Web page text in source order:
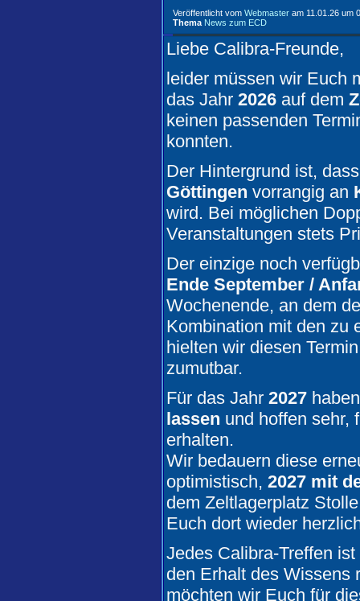
Stego :du meinst wohl
06.08.-19:29 Uhr
Wurfen82 :Ja, aber jetzt
Adriano :Hat jemand den
mitbekommen?
01.08.- 23:31 Uhr
sollddie2000 :
16.07.-19:33 Uhr
Stego :deswegen gebe ich
personaleingang ab...
16.07.-14:35 Uhr
sollddie2000 :Klar... ist
16.07.-12:45 Uhr
Stego :schreibst du jetzt
15.07.-14:49 Uhr
sollddie2000 :Alleine in der
15.07.-01:57 Uhr
Wurfen82 :So witzig ist das
30.06.- 22:12 Uhr
sollddie2000 :
30.06.-20:16 Uhr
Stego :wollte damit sagen,
kaum noch schlaf
30.06.-02:46 Uhr
Stego :@kypsie letztes jahr
außentemperatur in meiner
unten und dem hinterhof
Veröffentlicht vom Webmaster am 11.01.26 um
Thema News zum ECD
Liebe Calibra-Freunde,
leider müssen wir Euch
das Jahr 2026 auf dem
keinen passenden
konnten.
Der Hintergrund ist,
Göttingen vorrangig an
wird. Bei möglichen
Veranstaltungen stets
Der einzige noch
Ende September /
Wochenende, an dem
Kombination mit den zu
hielten wir diesen
zumutbar.
Für das Jahr 2027
lassen und hoffen sehr,
erhalten.
Wir bedauern diese
optimistisch, 2027 mit
dem Zeltlagerplatz
Euch dort wieder
Jedes Calibra-Treffen
den Erhalt des Wissens
möchten wir Euch für